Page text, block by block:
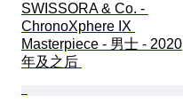
SWISSORA & Co. -
ChronoXphere IX
Masterpiece - 男士 - 2020
年及之后